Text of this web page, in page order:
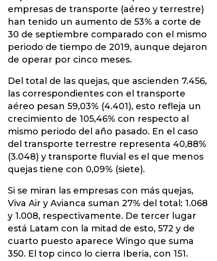
empresas de transporte (aéreo y terrestre)
han tenido un aumento de 53% a corte de
30 de septiembre comparado con el mismo
periodo de tiempo de 2019, aunque dejaron
de operar por cinco meses.
Del total de las quejas, que ascienden 7.456,
las correspondientes con el transporte
aéreo pesan 59,03% (4.401), esto refleja un
crecimiento de 105,46% con respecto al
mismo periodo del año pasado. En el caso
del transporte terrestre representa 40,88%
(3.048) y transporte fluvial es el que menos
quejas tiene con 0,09% (siete).
Si se miran las empresas con más quejas,
Viva Air y Avianca suman 27% del total: 1.068
y 1.008, respectivamente. De tercer lugar
está Latam con la mitad de esto, 572 y de
cuarto puesto aparece Wingo que suma
350. El top cinco lo cierra Iberia, con 151.